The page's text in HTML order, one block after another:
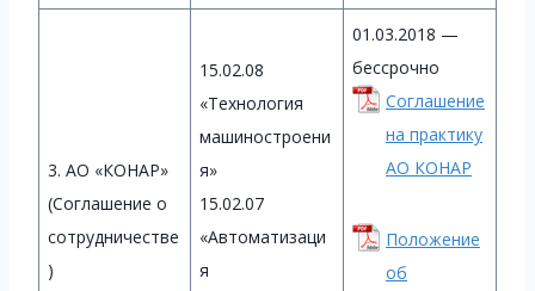
3. АО «КОНАР»
(Соглашение о
сотрудничестве
)
15.02.08
«Технология
машиностроени
я»
15.02.07
«Автоматизаци
я
01.03.2018 —
бессрочно
Соглашение
на практику
АО КОНАР
Положение
об